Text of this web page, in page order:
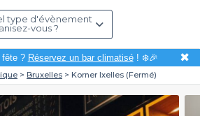
type d'évènement
vous ?
fête ? Réservez un bar climatisé! ❄️🎉 ✖
Bruxelles Korner Ixelles (Fermé)